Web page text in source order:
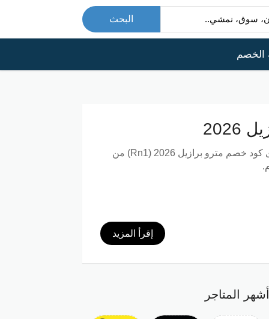
البحث
الخصم
إقرأ المزيد
كود خصم مترو برازيل 2026 (Rn1) من
أشهر المتاجر